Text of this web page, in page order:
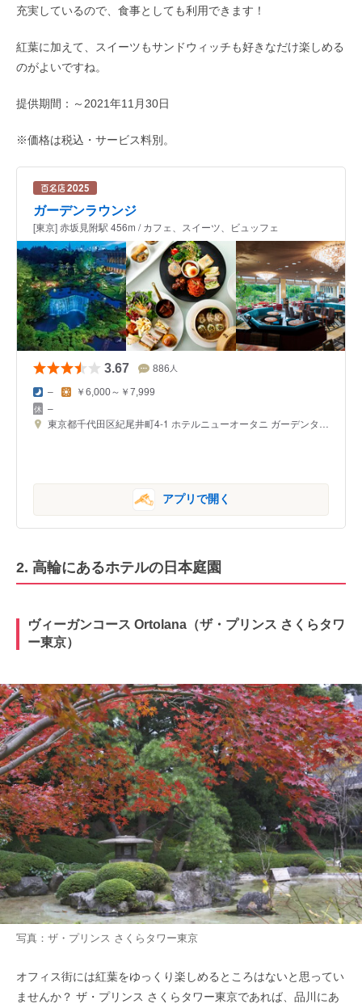
充実しているので、食事としても利用できます！
紅葉に加えて、スイーツもサンドウィッチも好きなだけ楽しめる
のがよいですね。
提供期間：～2021年11月30日
※価格は税込・サービス料別。
ガーデンラウンジ
[東京] 赤坂見附駅 456m / カフェ、スイーツ、ビュッフェ
3.67 886 人
– ￥6,000～￥7,999
–
東京都千代田区紀尾井町4-1 ホテルニューオータニ ガーデンタワーロビィ階
アプリで開く
2. 高輪にあるホテルの日本庭園
ヴィーガンコース Ortolana（ザ・プリンス さくらタワ
ー東京）
写真：ザ・プリンス さくらタワー東京
オフィス街には紅葉をゆっくり楽しめるところはないと思ってい
ませんか？ ザ・プリンス さくらタワー東京であれば、品川にあ